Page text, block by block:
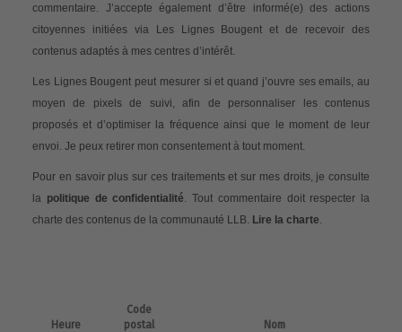
commentaire. J’accepte également d’être informé(e) des actions
citoyennes initiées via Les Lignes Bougent et de recevoir des
contenus adaptés à mes centres d’intérêt.
Les Lignes Bougent peut mesurer si et quand j’ouvre ses emails, au
moyen de pixels de suivi, afin de personnaliser les contenus
proposés et d’optimiser la fréquence ainsi que le moment de leur
envoi. Je peux retirer mon consentement à tout moment.
Pour en savoir plus sur ces traitements et sur mes droits, je consulte
la politique de confidentialité. Tout commentaire doit respecter la
charte des contenus de la communauté LLB. Lire la charte.
Heure
Code
postal
Nom